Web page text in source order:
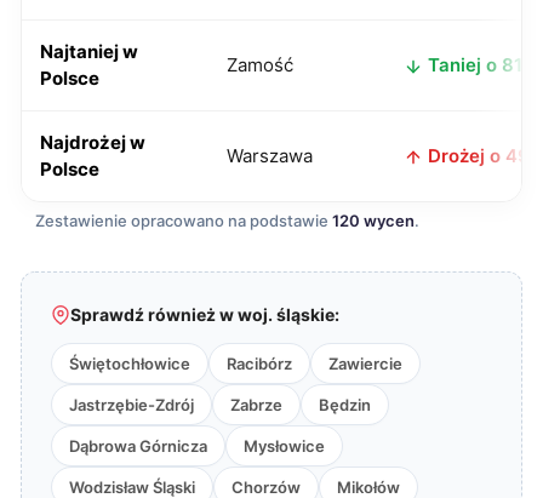
Najtaniej w
Polsce
Zamość Taniej o 81 zł
Najdrożej w
Polsce
Warszawa Drożej o 49
Zestawienie opracowano na podstawie 120 wycen.
Sprawdź również w woj. śląskie:
Świętochłowice Racibórz Zawiercie
Jastrzębie-Zdrój Zabrze Będzin
Dąbrowa Górnicza Mysłowice
Wodzisław Śląski Chorzów Mikołów